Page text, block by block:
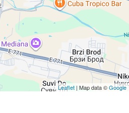
Leaflet | Map data ©Google